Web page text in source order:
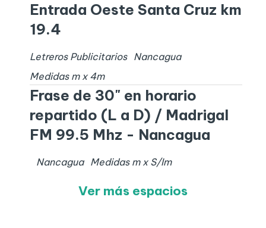
Entrada Oeste Santa Cruz km
19.4
Letreros Publicitarios
Nancagua
Medidas m x 4m
Frase de 30" en horario
repartido (L a D) / Madrigal
FM 99.5 Mhz - Nancagua
Nancagua Medidas m x S/Im
Ver más espacios